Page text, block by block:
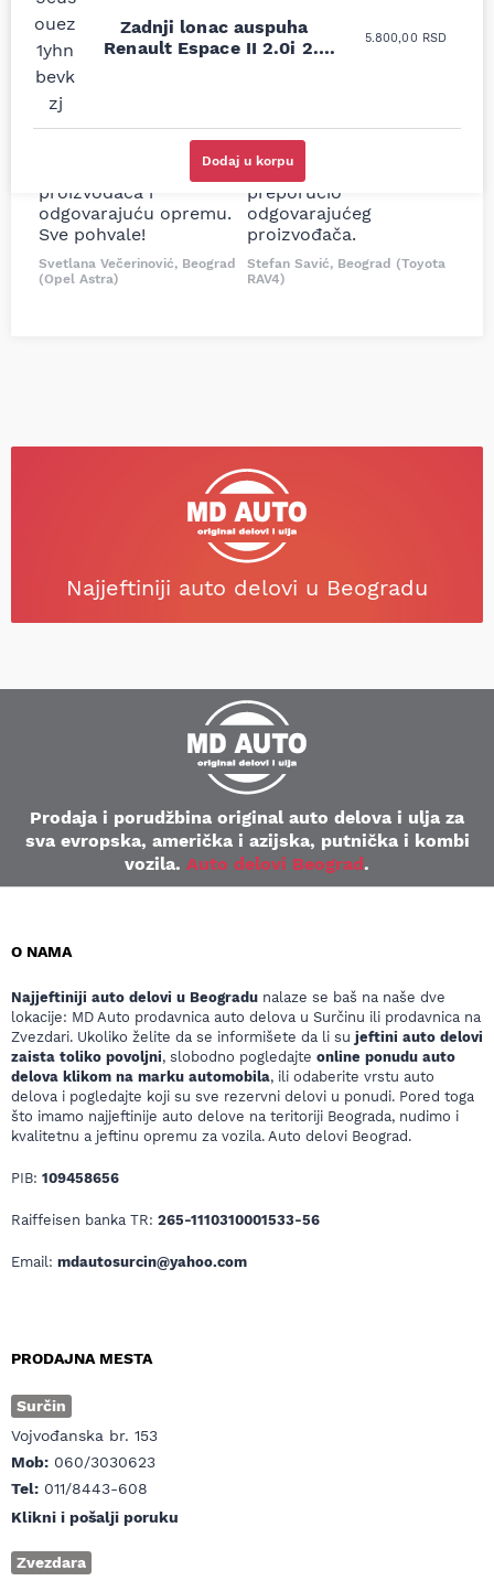
Zadnji lonac auspuha
Renault Espace II 2.0i 2.1
5.800,00 RSD
Dodaj u korpu
Uporedila sam sve
moguće online
prodavnice auto delova
i definitivno najbolje
cene su ovde. Kupila
sam više puta auto
delove iz MD Auto. Uvek
dobra preporuka za
proizvođača i
odgovarajuću opremu.
Sve pohvale!
Svetlana Večerinović, Beograd
(Opel Astra)
Odlična usluga i
ljubazni prodavci.
potreban za moju
Tojotu, ali me je Miloš
podsetio, istražio i
preporučio
odgovarajućeg
proizvođača.
Stefan Savić, Beograd (Toyota
RAV4)
Najjeftiniji auto delovi u Beogradu
Prodaja i porudžbina original auto delova i ulja za
sva evropska, američka i azijska, putnička i kombi
vozila. Auto delovi Beograd.
O NAMA
Najjeftiniji auto delovi u Beogradu nalaze se baš na naše dve
lokacije: MD Auto prodavnica auto delova u Surčinu ili prodavnica na
Zvezdari. Ukoliko želite da se informišete da li su jeftini auto delovi
zaista toliko povoljni, slobodno pogledajte online ponudu auto
delova klikom na marku automobila, ili odaberite vrstu auto
delova i pogledajte koji su sve rezervni delovi u ponudi. Pored toga
što imamo najjeftinije auto delove na teritoriji Beograda, nudimo i
kvalitetnu a jeftinu opremu za vozila. Auto delovi Beograd.
PIB: 109458656
Raiffeisen banka TR: 265-1110310001533-56
Email: mdautosurcin@yahoo.com
PRODAJNA MESTA
Surčin
Vojvođanska br. 153
Mob: 060/3030623
Tel: 011/8443-608
Klikni i pošalji poruku
Zvezdara